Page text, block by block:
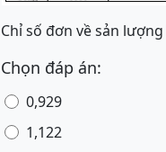
Chỉ số đơn về sản
Chọn đáp án:
0,929
1,122